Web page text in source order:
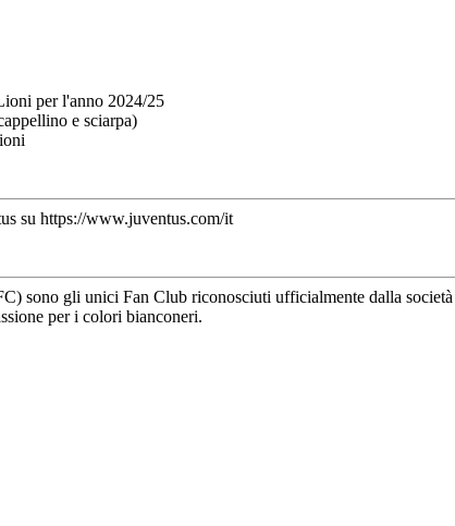
per l'anno 2024/25
e sciarpa)
su https://www.juventus.com/it
sono gli unici Fan Club riconosciuti ufficialmente dalla
per i colori bianconeri.